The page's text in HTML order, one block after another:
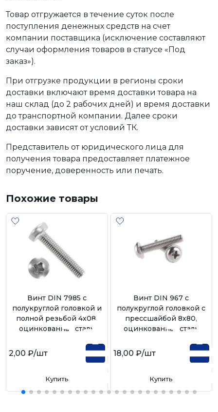
Товар отгружается в течение суток после
поступления денежных средств на счет
компании поставщика (исключение составляют
случаи оформления товаров в статусе «Под
заказ»).
При отгрузке продукции в регионы сроки
доставки включают время доставки товара на
наш склад (до 2 рабочих дней) и время доставки
до транспортной компании. Далее сроки
доставки зависят от условий ТК.
Представитель от юридического лица для
получения товара предоставляет платежное
поручение, доверенность или печать.
Похожие товары
Винт DIN 7985 с
полукруглой головкой и
полной резьбой 4х08,
оцинкованная сталь
2,00 ₽/шт
Купить
Винт DIN 967 с
полукруглой головкой с
прессшайбой 8х80,
оцинкованная сталь
18,00 ₽/шт
Купить